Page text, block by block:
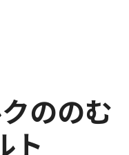
ののむ
ト